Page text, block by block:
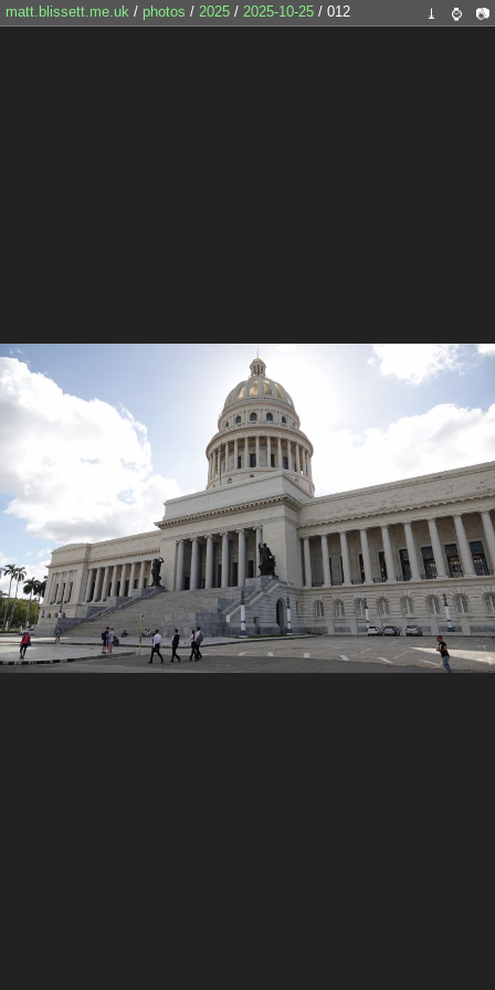
matt.blissett.me.uk / photos / 2025 / 2025-10-25 / 012 ⤓ ⌚ 📷